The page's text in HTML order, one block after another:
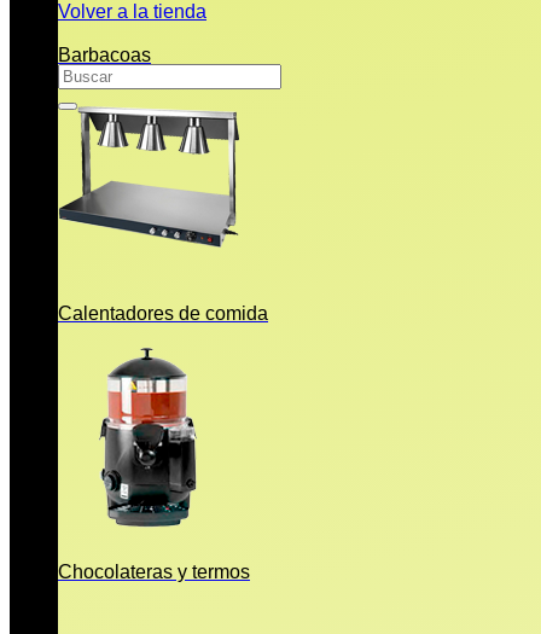
Volver a la tienda
Buscar
por:
Barbacoas
Calentadores de comida
Chocolateras y termos